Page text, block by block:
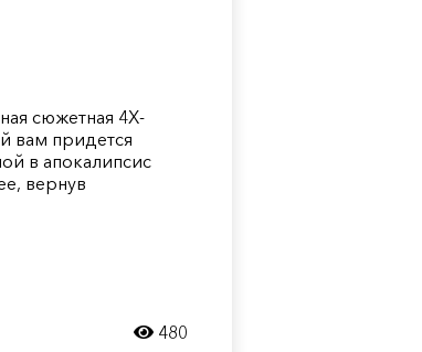
сюжетная 4X-
вам придется
в апокалипсис
вернув
480